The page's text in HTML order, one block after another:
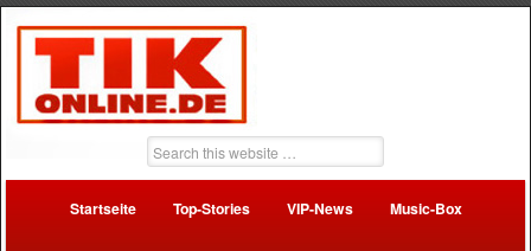
Startseite Top-Stories VIP-News Music-Box